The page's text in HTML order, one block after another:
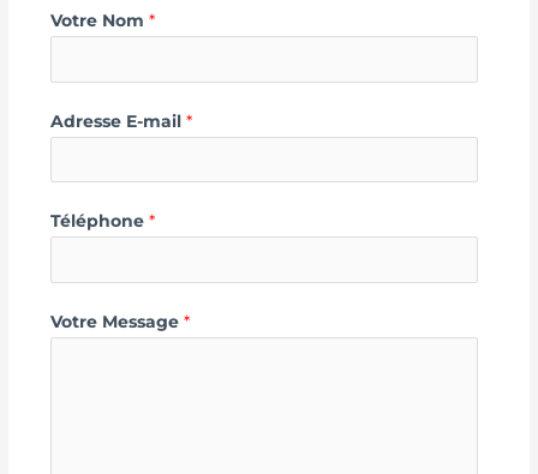
Votre Nom*
Adresse E-mail*
Téléphone*
Votre Message*